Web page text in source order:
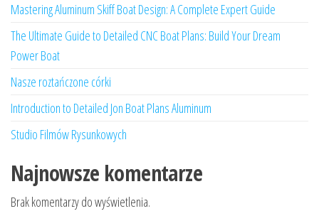
Mastering Aluminum Skiff Boat Design: A Complete Expert Guide
The Ultimate Guide to Detailed CNC Boat Plans: Build Your Dream
Power Boat
Nasze roztańczone córki
Introduction to Detailed Jon Boat Plans Aluminum
Studio Filmów Rysunkowych
Najnowsze komentarze
Brak komentarzy do wyświetlenia.